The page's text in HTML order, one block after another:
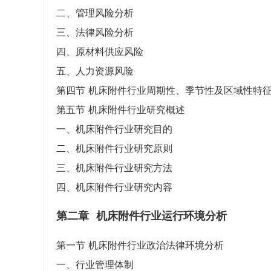
二、管理风险分析
三、法律风险分析
四、原材料供应风险
五、人力资源风险
第四节 机床附件行业周期性、季节性及区域性特
第五节 机床附件行业研究概述
一、机床附件行业研究目的
二、机床附件行业研究原则
三、机床附件行业研究方法
四、机床附件行业研究内容
第二章 机床附件行业运行环境分析
第一节 机床附件行业政治法律环境分析
一、行业管理体制